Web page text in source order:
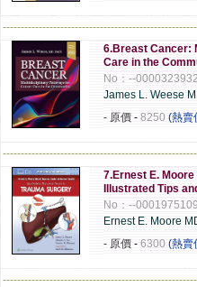
6.Breast Cancer:
Care in the
No：--
James L. Weese
- 原價 - 8250 (熱賣
7.Ernest E.
Illustrated Tips
No：--
Ernest E. Moore
- 原價 - 6300 (熱賣